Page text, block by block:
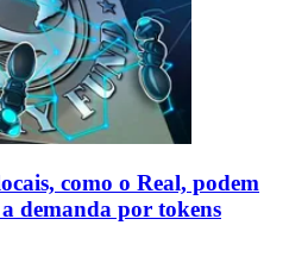
como o Real, podem
demanda por tokens